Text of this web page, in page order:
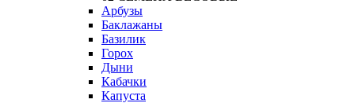
Арбузы
Баклажаны
Базилик
Горох
Дыни
Кабачки
Капуста